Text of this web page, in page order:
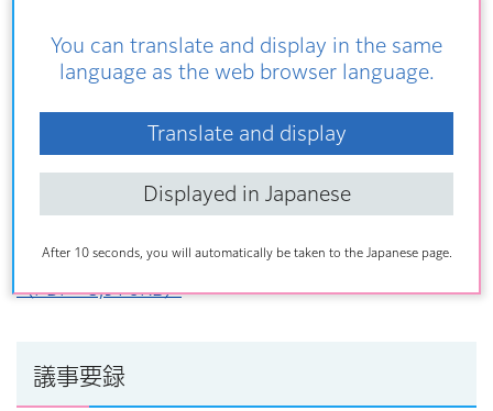
You can translate and display in the same
language as the web browser language.
Translate and display
Displayed in Japanese
After 10 seconds, you will automatically be taken to the Japanese page.
資料2-2 荒川区子ども家庭総合センターの運営状況
（令和7年4月～11月）
資料3-1 令和7年度子どもの権利に関する取り組み
令和7年度第2回荒川区児童福祉審議会配布資料一式
（PDF：8,976KB）
議事要録